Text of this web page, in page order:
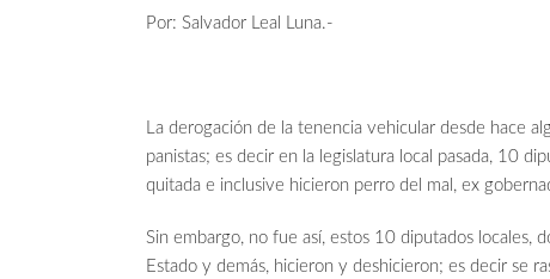
Por: Salvador Leal Luna.-
La derogación de la tenencia vehicular desde hace
panistas; es decir en la legislatura local pasada, 10
quitada e inclusive hicieron perro del mal, ex
Sin embargo, no fue así, estos 10 diputados locales,
Estado y demás, hicieron y deshicieron; es decir se